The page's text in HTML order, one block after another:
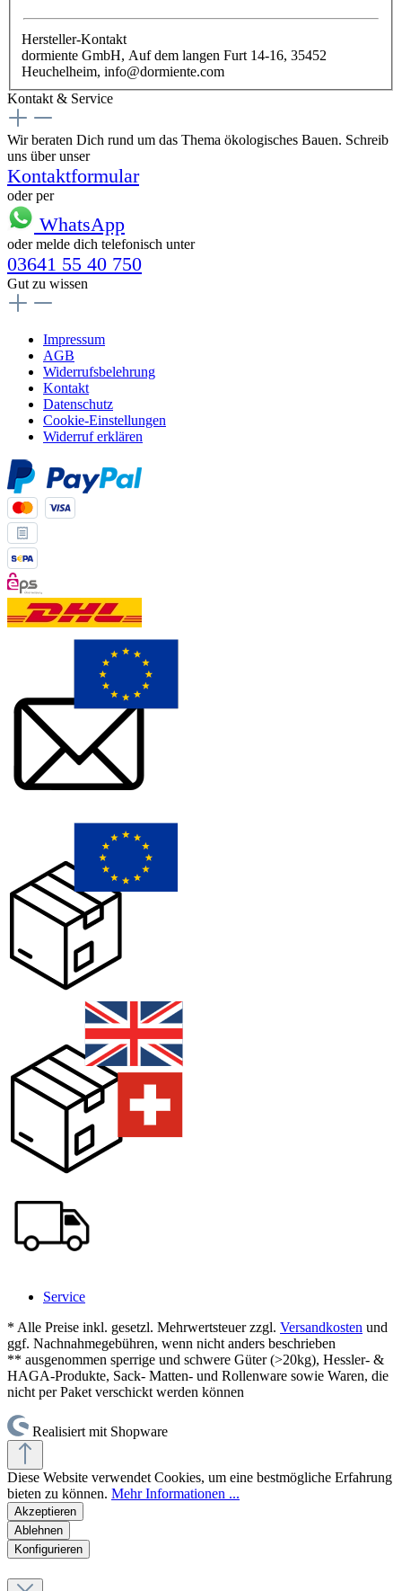
Hersteller-Kontakt
dormiente GmbH, Auf dem langen Furt 14-16, 35452
Heuchelheim, info@dormiente.com
Kontakt & Service
Wir beraten Dich rund um das Thema ökologisches Bauen. Schreib
uns über unser
Kontaktformular
oder per
WhatsApp
oder melde dich telefonisch unter
03641 55 40 750
Gut zu wissen
Impressum
AGB
Widerrufsbelehrung
Kontakt
Datenschutz
Cookie-Einstellungen
Widerruf erklären
Service
* Alle Preise inkl. gesetzl. Mehrwertsteuer zzgl. Versandkosten und
ggf. Nachnahmegebühren, wenn nicht anders beschrieben
** ausgenommen sperrige und schwere Güter (>20kg), Hessler- &
HAGA-Produkte, Sack- Matten- und Rollenware sowie Waren, die
nicht per Paket verschickt werden können
Realisiert mit Shopware
Diese Website verwendet Cookies, um eine bestmögliche Erfahrung
bieten zu können. Mehr Informationen ...
Akzeptieren
Ablehnen
Konfigurieren